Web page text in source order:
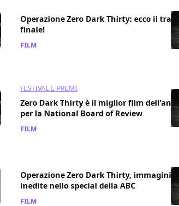
Operazione Zero Dark Thirty: ecco il trailer
finale!
FILM
FESTIVAL E PREMI
Zero Dark Thirty è il miglior film dell'anno
per la National Board of Review
FILM
Operazione Zero Dark Thirty, immagini
inedite nello special della ABC
FILM